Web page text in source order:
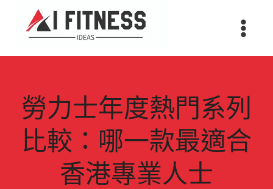
content
勞力士年度熱門系列
比較：哪一款最適合
香港專業人士